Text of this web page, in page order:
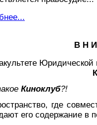
В Н
Юридической
Киноклуб?!
где
его содержание в